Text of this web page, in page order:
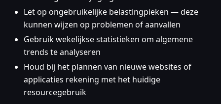
Let op ongebruikelijke belastingpieken — deze
kunnen wijzen op problemen of aanvallen
Gebruik wekelijkse statistieken om algemene
trends te analyseren
Houd bij het plannen van nieuwe websites of
applicaties rekening met het huidige
resourcegebruik